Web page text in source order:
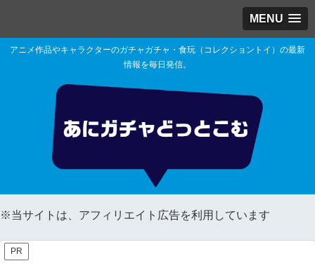
MENU
アニメ作品やキャラクターのガチャガチャ・食玩（コレクショントイ）の最新
情報を毎日発信。
※当サイトは、アフィリエイト広告を利用しています
PR